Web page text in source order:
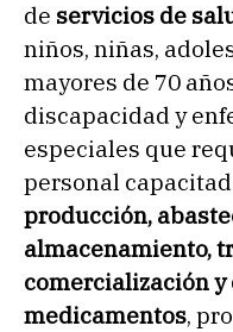
de servicios de
niños, niñas,
mayores de 70
discapacidad y
especiales que
personal
producción,
almacenamiento,
comercialización
medicamentos,